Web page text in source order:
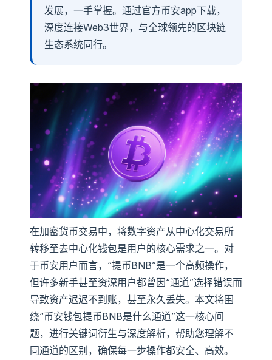
发展，一手掌握。通过官方币安app下载，
深度连接Web3世界，与全球领先的区块链
生态系统同行。
在加密货币交易中，将数字资产从中心化交易所
转移至去中心化钱包是用户的核心需求之一。对
于币安用户而言，“提币BNB”是一个高频操作，
但许多新手甚至资深用户都曾因“通道”选择错误而
导致资产迟迟不到账，甚至永久丢失。本文将围
绕“币安钱包提币BNB是什么通道”这一核心问
题，进行关键词衍生与深度解析，帮助您理解不
同通道的区别，确保每一步操作都安全、高效。